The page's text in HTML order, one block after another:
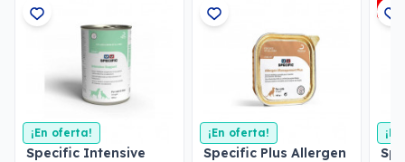
¡En oferta!
Specific Intensive
¡En oferta!
Specific Plus Allergen
-